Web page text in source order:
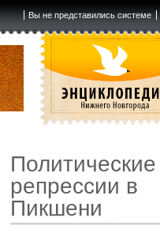
Вы не представились системе
Политические
репрессии в
Пикшени